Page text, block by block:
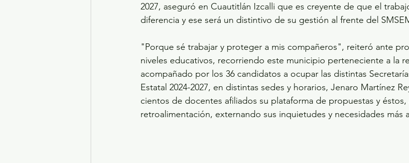
2027, aseguró en Cuautitlán Izcalli que es creyente de que el
diferencia y ese será un distintivo de su gestión al frente del
"Porque sé trabajar y proteger a mis compañeros", reiteró ante
niveles educativos, recorriendo este municipio perteneciente a la
acompañado por los 36 candidatos a ocupar las distintas
Estatal 2024-2027, en distintas sedes y horarios, Jenaro Martínez
cientos de docentes afiliados su plataforma de propuestas y
retroalimentación, externando sus inquietudes y necesidades más